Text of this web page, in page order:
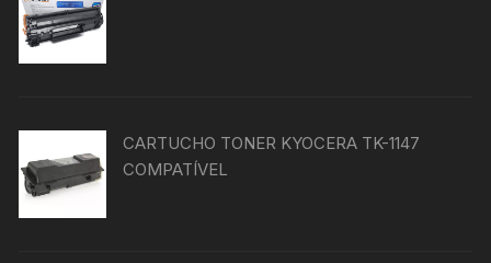
CARTUCHO TONER KYOCERA TK-1147
COMPATÍVEL